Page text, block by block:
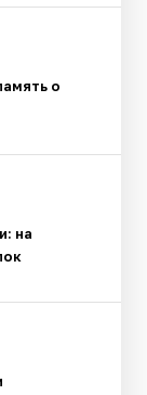
о
на